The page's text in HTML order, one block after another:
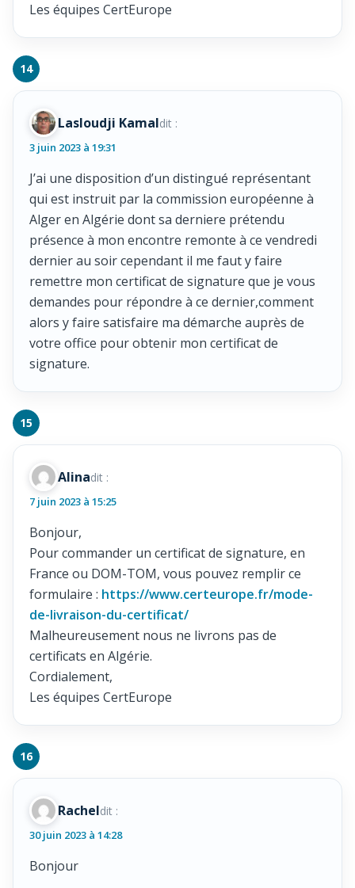
Les équipes CertEurope
Lasloudji Kamaldit :
3 juin 2023 à 19:31
J’ai une disposition d’un distingué représentant
qui est instruit par la commission européenne à
Alger en Algérie dont sa derniere prétendu
présence à mon encontre remonte à ce vendredi
dernier au soir cependant il me faut y faire
remettre mon certificat de signature que je vous
demandes pour répondre à ce dernier,comment
alors y faire satisfaire ma démarche auprès de
votre office pour obtenir mon certificat de
signature.
Alinadit :
7 juin 2023 à 15:25
Bonjour,
Pour commander un certificat de signature, en
France ou DOM-TOM, vous pouvez remplir ce
formulaire : https://www.certeurope.fr/mode-
de-livraison-du-certificat/
Malheureusement nous ne livrons pas de
certificats en Algérie.
Cordialement,
Les équipes CertEurope
Racheldit :
30 juin 2023 à 14:28
Bonjour